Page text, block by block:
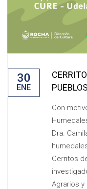
30
ENE
Con
Dra.
Cerritos
Agrarios y